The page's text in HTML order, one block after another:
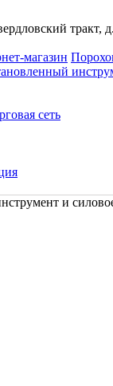
тракт,
магазин
сеть
и